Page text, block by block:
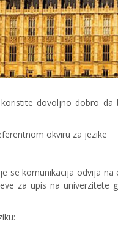
dovoljno dobro
okviru za jezike
se komunikacija odvija
za upis na univerzitete